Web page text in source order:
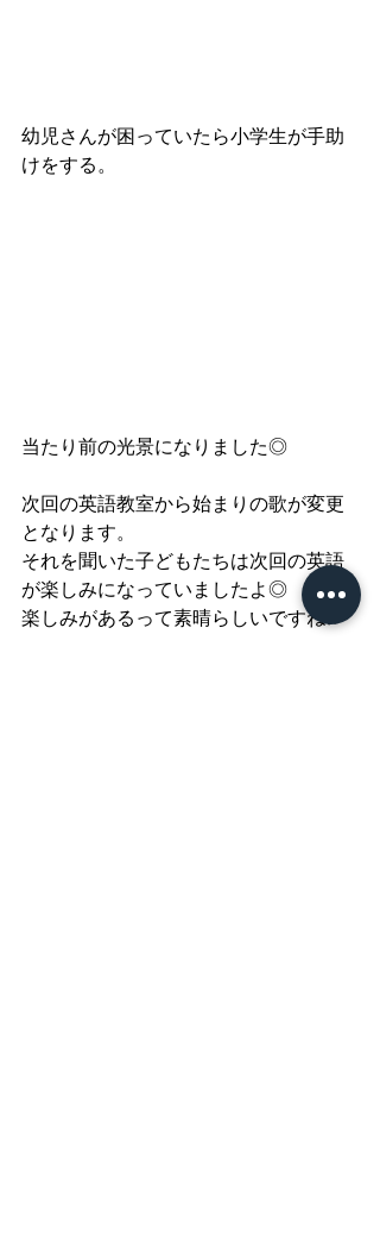
幼児さんが困っていたら小学生が手助
けをする。
当たり前の光景になりました◎
次回の英語教室から始まりの歌が変更
となります。
それを聞いた子どもたちは次回の英語
が楽しみになっていましたよ◎
楽しみがあるって素晴らしいですね♬